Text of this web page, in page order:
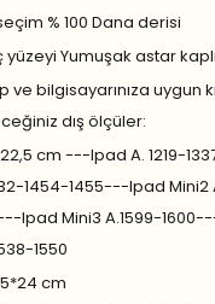
% 100 Dana derisi
yüzeyi Yumuşak astar kaplı
ve bilgisayarınıza uygun
dış ölçüler:
cm ---Ipad A. 1219-
1454-1455---Ipad Mini2
Ipad Mini3 A.1599-
1550
cm